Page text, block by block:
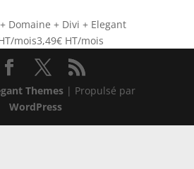
Domaine + Divi + Elegant
mois3,49€ HT/mois
Themes| Propulsé par
WordPress